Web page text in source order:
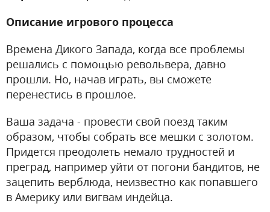
Описание игрового процесса
Времена Дикого Запада, когда все проблемы
решались с помощью револьвера, давно
прошли. Но, начав играть, вы сможете
перенестись в прошлое.
Ваша задача - провести свой поезд таким
образом, чтобы собрать все мешки с золотом.
Придется преодолеть немало трудностей и
преград, например уйти от погони бандитов, не
зацепить верблюда, неизвестно как попавшего
в Америку или вигвам индейца.